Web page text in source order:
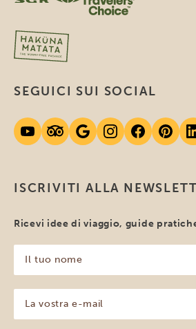
ISCRIVITI ALLA
Ricevi idee di viaggio, guide
tuo
nome
(Obbligatorio)
vostra
e-
SEGUICI SUI SOCIAL